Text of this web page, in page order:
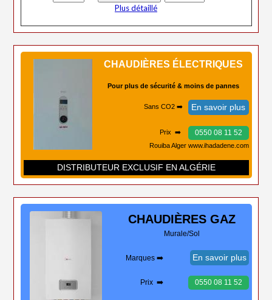
Plus détaillé
CHAUDIÈRES ÉLECTRIQUES
Pour plus de sécurité & moins de pannes
Sans CO2 ➡️ En savoir plus
Prix ➡️ 0550 08 11 52
Rouiba Alger www.ihadadene.com
DISTRIBUTEUR EXCLUSIF EN ALGÉRIE
CHAUDIÈRES GAZ
Murale/Sol
Marques ➡️ En savoir plus
Prix ➡️ 0550 08 11 52